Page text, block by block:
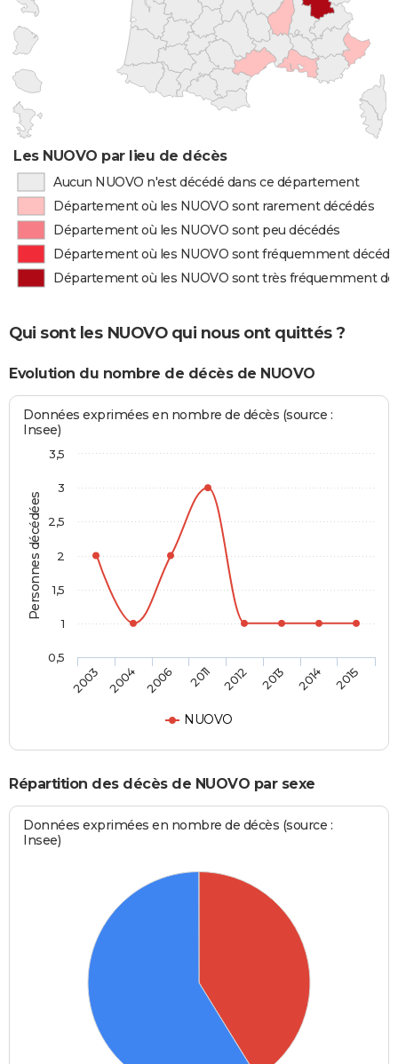
Les NUOVO par lieu de décès
Aucun NUOVO n'est décédé dans ce département
Département où les NUOVO sont rarement décédés
Département où les NUOVO sont peu décédés
Département où les NUOVO sont fréquemment
Département où les NUOVO sont très fréquemment
Qui sont les NUOVO qui nous ont quittés ?
Evolution du nombre de décès de NUOVO
Personnes décédées
Données exprimées en nombre de décès (source :
Insee)
NUOVO
2003 2004 2006 2011 2012 2013 2014 2015
0,5
1
1,5
2
2,5
3
3,5
Répartition des décès de NUOVO par sexe
Données exprimées en nombre de décès (source :
Insee)